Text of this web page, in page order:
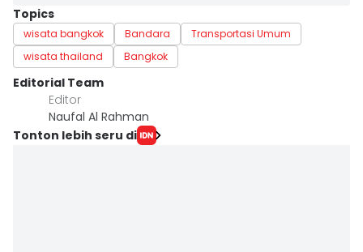
Topics
wisata bangkok Bandara
Transportasi Umum
wisata thailand
Bangkok
Editorial Team
Editor
Naufal Al Rahman
Tonton lebih seru di